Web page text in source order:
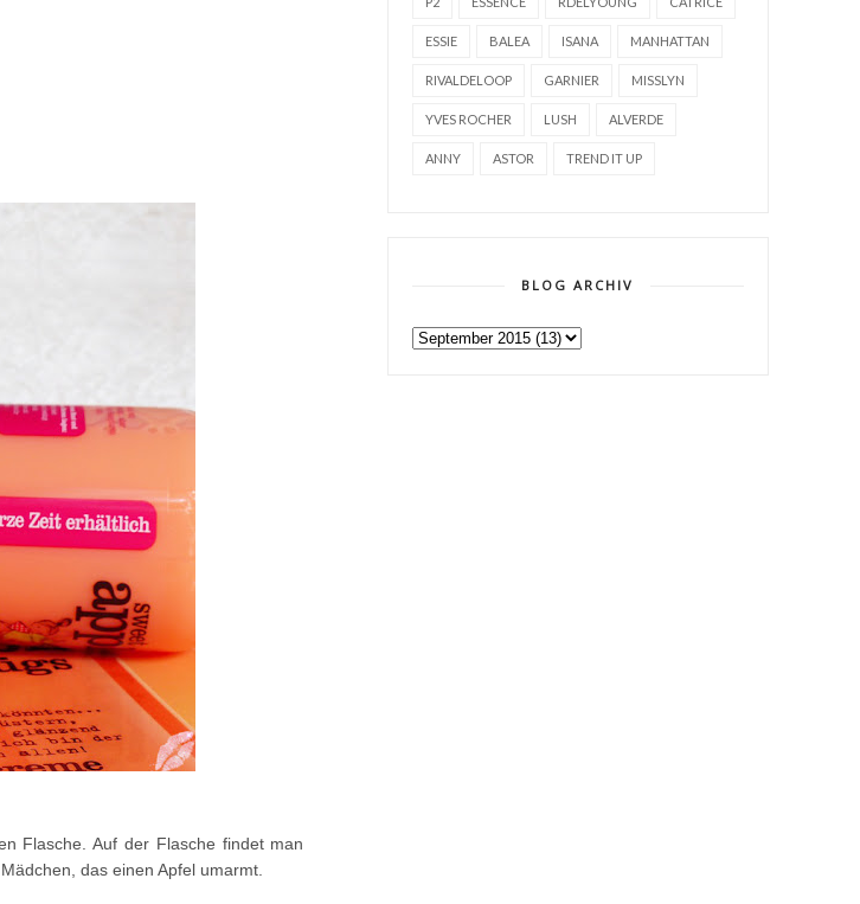
Flasche. Auf der Flasche findet man
das einen Apfel umarmt.
ESSIE BALEA ISANA MANHATTAN
RIVALDELOOP GARNIER MISSLYN
YVES ROCHER LUSH ALVERDE
ANNY ASTOR TREND IT UP
BLOG ARCHIV